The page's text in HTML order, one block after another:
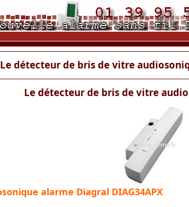
Le détecteur de bris de vitre
Le détecteur de bris de vitre
alarme Diagral DIAG34APX